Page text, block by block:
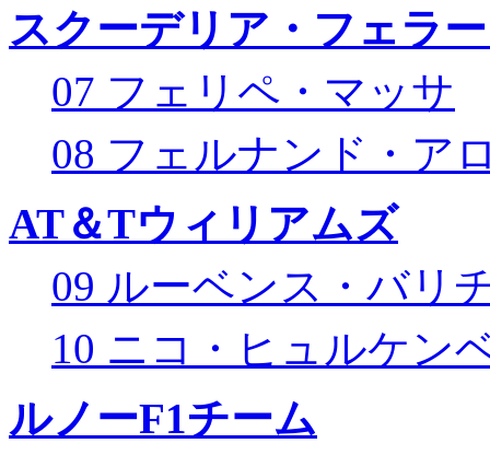
スクーデリア・フェラ
07 フェリペ・マッサ
08 フェルナンド・ア
AT＆Tウィリアムズ
09 ルーベンス・バリ
10 ニコ・ヒュルケン
ルノーF1チーム